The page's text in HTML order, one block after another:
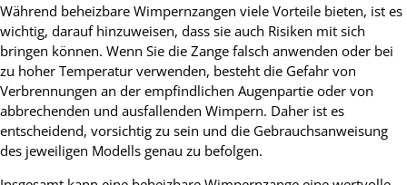
Während beheizbare Wimpernzangen viele Vorteile bieten, ist es
wichtig, darauf hinzuweisen, dass sie auch Risiken mit sich
bringen können. Wenn Sie die Zange falsch anwenden oder bei
zu hoher Temperatur verwenden, besteht die Gefahr von
Verbrennungen an der empfindlichen Augenpartie oder von
abbrechenden und ausfallenden Wimpern. Daher ist es
entscheidend, vorsichtig zu sein und die Gebrauchsanweisung
des jeweiligen Modells genau zu befolgen.